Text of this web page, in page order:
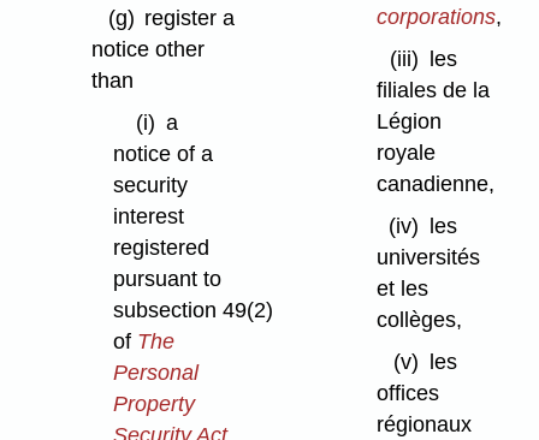
(g) register a
notice other
than
(i) a
notice of a
security
interest
registered
pursuant to
subsection 49(2)
of The
Personal
Property
corporations,
(iii)
les
filiales de la
Légion
royale
canadienne,
(iv)
les
universités
et les
collèges,
(v) les
offices
régionaux